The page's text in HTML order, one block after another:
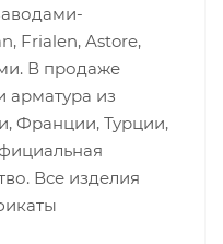
Frialen, Astore,
В продаже
арматура из
Франции, Турции,
Все изделия